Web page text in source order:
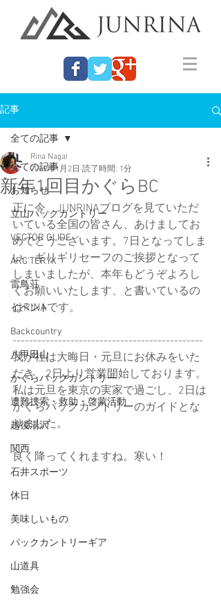
記事
全ての記事
お知らせ
立山バックカントリー
VECTOR GLIDE
ARC'TERYX
雷鳥荘
イベント
Backcountry
八甲田山
かぐらバックカントリー
遭難捜索・救助・啓蒙活動
越後湯沢
関西
石井スポーツ
休日
美味しいもの
バックカントリーギア
山道具
勉強会
全ての記事
新年1回目かぐらBC
Rina Nagai
2019年1月2日 読了時間: 1分
正に今、JUNRINAブログを見ていただ
いている全国の皆さん、あけましてお
めでとうございます。7日となってしま
い、ギリギリセーフのご挨拶となって
しまいましたが、本年もどうぞよろし
くお願いいたします、と書いているの
はRINAです。
----------------------------------------------
我が社は大晦日・元旦にお休みをいた
だき、2日より営業開始しております。
私は元旦を東京の実家で過ごし、2日は
かぐらバックカントリーのガイドとな
りました。
良く降ってくれますね。寒い！